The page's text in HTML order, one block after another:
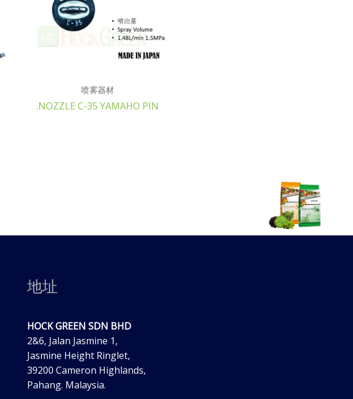
喷雾器材
.NOZZLE C-35 YAMAHO PIN
地址
HOCK GREEN SDN BHD
2&6, Jalan Jasmine 1,
Jasmine Height Ringlet,
39200 Cameron Highlands,
Pahang. Malaysia.